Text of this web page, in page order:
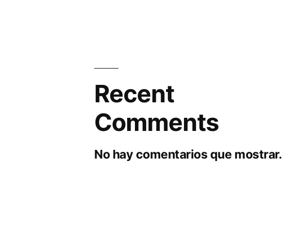
Recent
Comments
No hay comentarios que mostrar.